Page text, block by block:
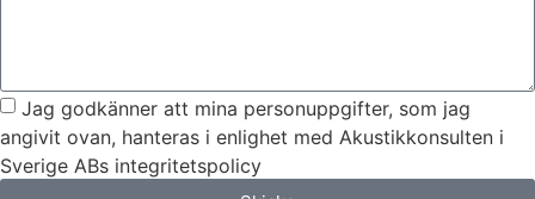
Jag godkänner att mina personuppgifter, som jag
angivit ovan, hanteras i enlighet med Akustikkonsulten i
Sverige ABs integritetspolicy